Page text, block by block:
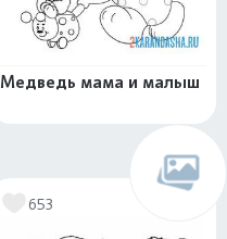
Медведь мама и малыш
653